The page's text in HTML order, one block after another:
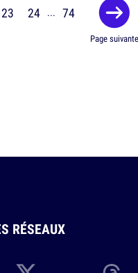
23 24 ... 74
Page suivante
RÉSEAUX